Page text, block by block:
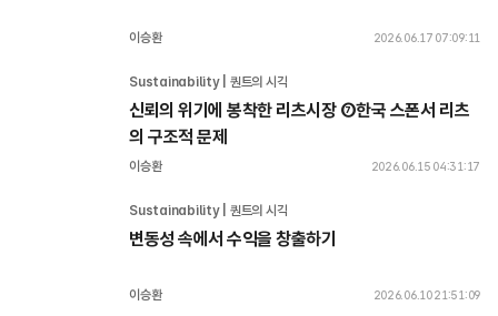
이승환 2026.06.17 07:09:11
Sustainability | 퀀트의 시각
신뢰의 위기에 봉착한 리츠시장 ⑦한국 스폰서 리츠
의 구조적 문제
이승환 2026.06.15 04:31:17
Sustainability | 퀀트의 시각
변동성 속에서 수익을 창출하기
이승환 2026.06.10 21:51:09